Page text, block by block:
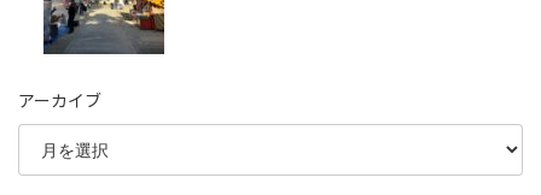
アーカイブ